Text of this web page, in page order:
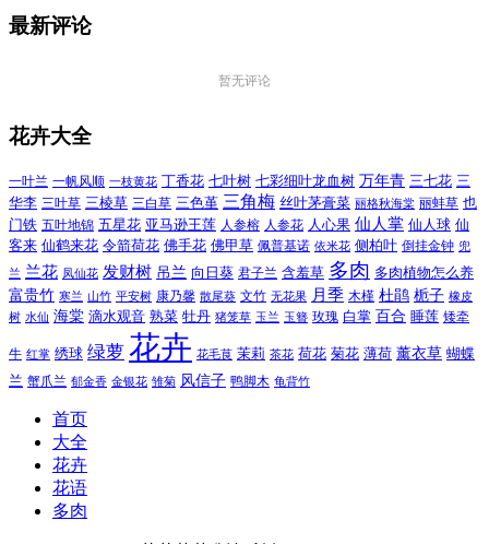
最新评论
暂无评论
花卉大全
一叶兰 一帆风顺 一枝黄花 丁香花 七叶树 七彩细叶龙血树 万年青 三七花 三
华李 三叶草 三棱草 三白草 三色堇 三角梅 丝叶茅膏菜 丽格秋海棠 丽蚌草 也
门铁 五叶地锦 五星花 亚马逊王莲 人参榕 人参花 人心果 仙人掌 仙人球 仙
客来 仙鹤来花 令箭荷花 佛手花 佛甲草 佩普基诺 依米花 侧柏叶 倒挂金钟 兜
兰 兰花 凤仙花 发财树 吊兰 向日葵 君子兰 含羞草 多肉 多肉植物怎么养
富贵竹 寒兰 山竹 平安树 康乃馨 散尾葵 文竹 无花果 月季 木槿 杜鹃 栀子 橡皮
树 水仙 海棠 滴水观音 熟菜 牡丹 猪笼草 玉兰 玉簪 玫瑰 白掌 百合 睡莲 矮牵
牛 红掌 绣球 绿萝 花卉 花毛茛 茉莉 茶花 荷花 菊花 薄荷 薰衣草 蝴蝶
兰 蟹爪兰 郁金香 金银花 雏菊 风信子 鸭脚木 龟背竹
首页
大全
花卉
花语
多肉